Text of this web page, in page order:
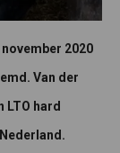
2020
Van der
LTO hard